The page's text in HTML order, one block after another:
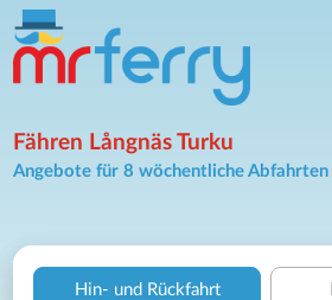
Fähren Långnäs Turku
Angebote für 8 wöchentliche Abfahrten
Hin- und Rückfahrt